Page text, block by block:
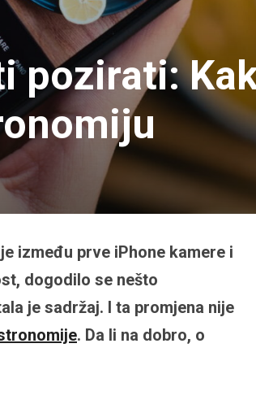
pozirati:
između prve iPhone kamere i
dogodilo se nešto
je sadržaj. I ta promjena nije
. Da li na dobro, o